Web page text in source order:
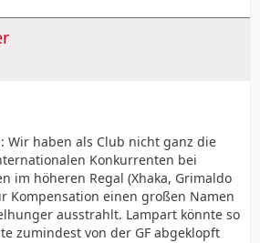
Wir haben als Club nicht ganz die
Konkurrenten bei
im höheren Regal (Xhaka, Grimaldo
Kompensation einen großen Namen
ausstrahlt. Lampart könnte so
zumindest von der GF abgeklopft